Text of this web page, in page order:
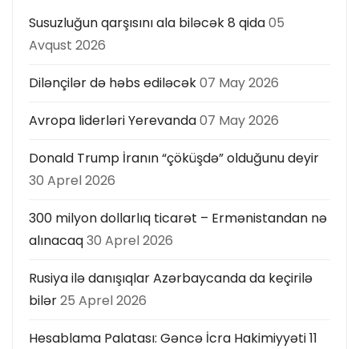
ı
Susuzluğun qarşısını ala biləcək 8 qida05
Avqust 2026
Dilənçilər də həbs ediləcək07 May 2026
Avropa liderləri Yerevanda07 May 2026
Donald Trump İranın “çöküşdə” olduğunu deyir
30 Aprel 2026
300 milyon dollarlıq ticarət – Ermənistandan nə
alınacaq30 Aprel 2026
Rusiya ilə danışıqlar Azərbaycanda da keçirilə
bilər25 Aprel 2026
Hesablama Palatası: Gəncə İcra Hakimiyyəti 11